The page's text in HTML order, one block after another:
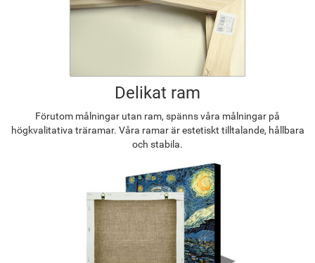
Delikat ram
Förutom målningar utan ram, spänns våra målningar på
högkvalitativa träramar. Våra ramar är estetiskt tilltalande, hållbara
och stabila.